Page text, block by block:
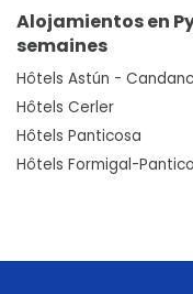
Alojamientos en
semaines
Hôtels Astún -
Hôtels Cerler
Hôtels Panticosa
Hôtels Formigal-